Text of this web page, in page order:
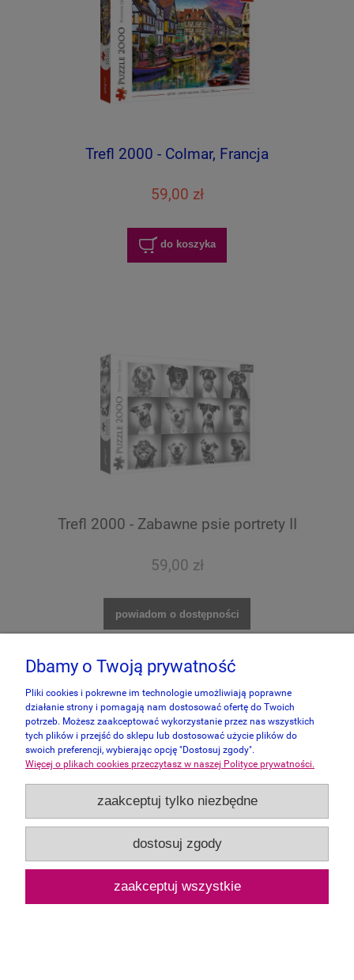
Trefl 2000 - Colmar, Francja
59,00 zł
do koszyka
Trefl 2000 - Zabawne psie portrety II
59,00 zł
powiadom o dostępności
Trefl 2000 - Big Ben, Londyn, Anglia
Dbamy o Twoją prywatność
Pliki cookies i pokrewne im technologie umożliwiają poprawne
działanie strony i pomagają nam dostosować ofertę do Twoich
potrzeb. Możesz zaakceptować wykorzystanie przez nas wszystkich
tych plików i przejść do sklepu lub dostosować użycie plików do
swoich preferencji, wybierając opcję "Dostosuj zgody".
Więcej o plikach cookies przeczytasz w naszej Polityce prywatności.
zaakceptuj tylko niezbędne
dostosuj zgody
zaakceptuj wszystkie